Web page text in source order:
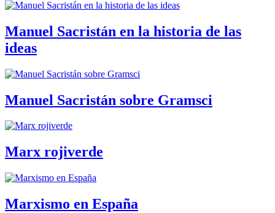
Manuel Sacristán en la historia de las
ideas
Manuel Sacristán sobre Gramsci
Marx rojiverde
Marxismo en España